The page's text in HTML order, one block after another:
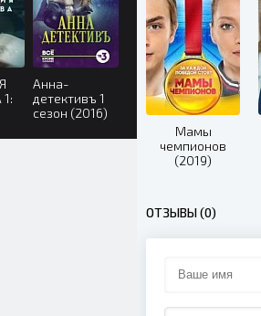
Мамы
чемпионов
(2019)
ОТЗЫВЫ (0)
Анна-
детективъ 1
сезон (2016)